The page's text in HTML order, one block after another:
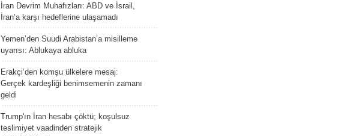
İran Devrim Muhafızları: ABD ve İsrail,
İran’a karşı hedeflerine ulaşamadı
Yemen’den Suudi Arabistan’a misilleme
uyarısı: Ablukaya abluka
Erakçi’den komşu ülkelere mesaj:
Gerçek kardeşliği benimsemenin zamanı
geldi
Trump'ın İran hesabı çöktü; koşulsuz
teslimiyet vaadinden stratejik